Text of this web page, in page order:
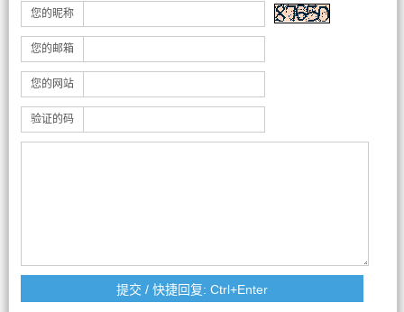
您的昵称
您的邮箱
您的网站
验证的码